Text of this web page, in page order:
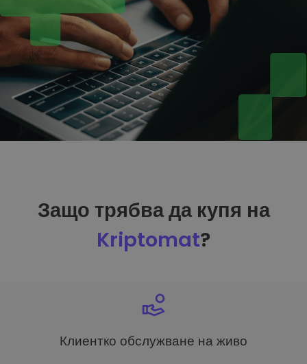
Защо трябва да купя на
Kriptomat?
Клиентко обслужване на живо